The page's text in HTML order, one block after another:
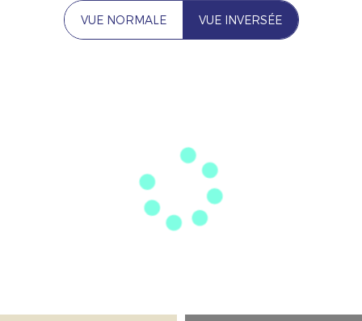
VUE NORMALE VUE INVERSÉE